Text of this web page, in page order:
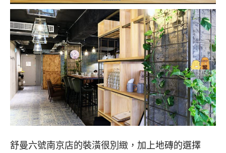
舒曼六號南京店的裝潢很別緻，加上地磚的選擇